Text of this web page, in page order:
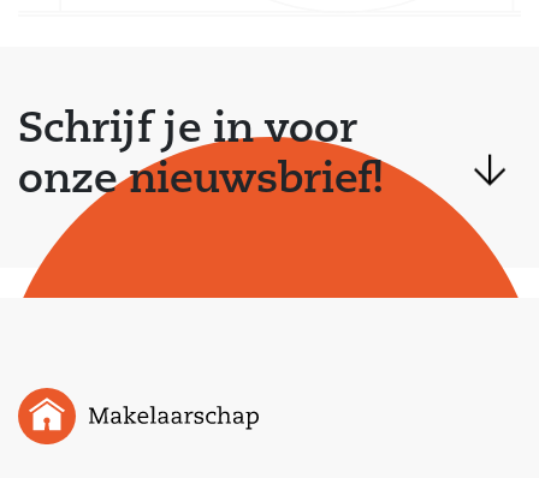
Schrijf je in voor
onze nieuwsbrief!